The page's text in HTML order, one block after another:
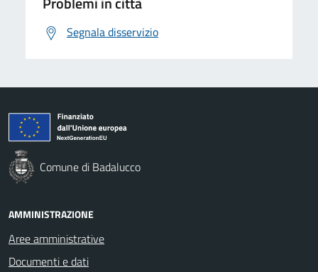
Segnala disservizio
Comune di Badalucco
AMMINISTRAZIONE
Aree amministrative
Documenti e dati